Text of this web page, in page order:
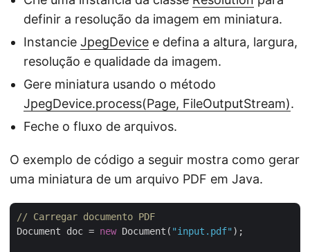
definir a resolução da imagem em miniatura.
Instancie JpegDevice e defina a altura, largura,
resolução e qualidade da imagem.
Gere miniatura usando o método
JpegDevice.process(Page, FileOutputStream).
Feche o fluxo de arquivos.
O exemplo de código a seguir mostra como gerar
uma miniatura de um arquivo PDF em Java.
// Carregar documento PDF
Document doc = new Document( "input.pdf" );